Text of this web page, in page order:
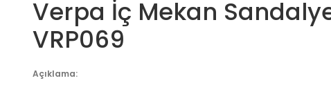
Verpa İç Mekan
VRP069
Açıklama: